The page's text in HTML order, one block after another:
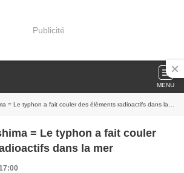
Publicité
MENU
= Le typhon a fait couler des éléments radioactifs dans la mer
= Le typhon a fait couler
dans la mer